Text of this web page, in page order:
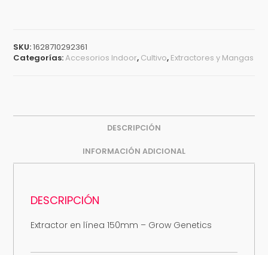
SKU:1628710292361
Categorías:Accesorios Indoor, Cultivo, Extractores y Mangas
DESCRIPCIÓN
INFORMACIÓN ADICIONAL
DESCRIPCIÓN
Extractor en línea 150mm – Grow Genetics